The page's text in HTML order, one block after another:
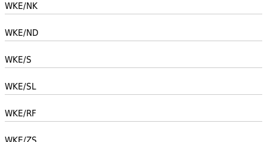
WKE/NK
WKE/ND
WKE/S
WKE/SL
WKE/RF